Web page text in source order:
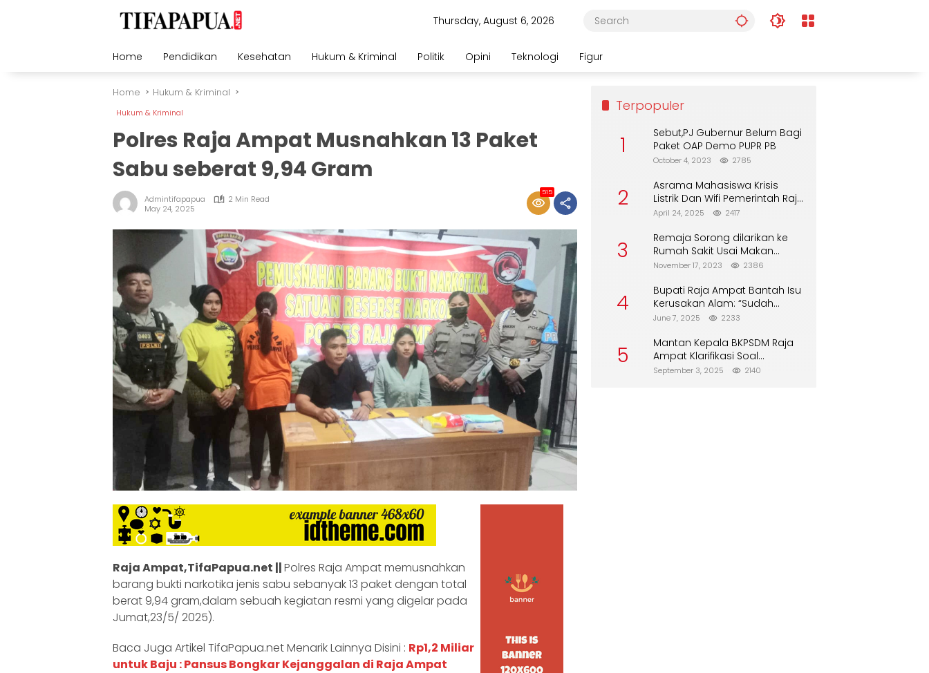
Thursday, August 6, 2026
Home Pendidikan Kesehatan Hukum & Kriminal Politik Opini Teknologi Figur
Home Hukum & Kriminal
Hukum & Kriminal
Polres Raja Ampat Musnahkan 13 Paket
Sabu seberat 9,94 Gram
Admintifapapua
2 Min Read
May 24, 2025
515
Raja Ampat,TifaPapua.net ||Polres Raja Ampat memusnahkan
barang bukti narkotika jenis sabu sebanyak 13 paket dengan total
berat 9,94 gram,dalam sebuah kegiatan resmi yang digelar pada
Jumat,23/5/ 2025).
Baca Juga Artikel TifaPapua.net Menarik Lainnya Disini : Rp1,2 Miliar
untuk Baju : Pansus Bongkar Kejanggalan di Raja Ampat
Terpopuler
1
Sebut,PJ Gubernur Belum Bagi
Paket OAP Demo PUPR PB
October 4, 2023 2785
2
Asrama Mahasiswa Krisis
Listrik Dan Wifi Pemerintah Raja
Ampat Alasan Tunggu DPA
April 24, 2025 2417
3
Remaja Sorong dilarikan ke
Rumah Sakit Usai Makan
Biskuit dari Alfamart
November 17, 2023 2386
4
Bupati Raja Ampat Bantah Isu
Kerusakan Alam: “Sudah
Direboisasi dan Tidak Merusak
June 7, 2025 2233
5
Mantan Kepala BKPSDM Raja
Ampat Klarifikasi Soal
Pergantian Jabatan
September 3, 2025 2140